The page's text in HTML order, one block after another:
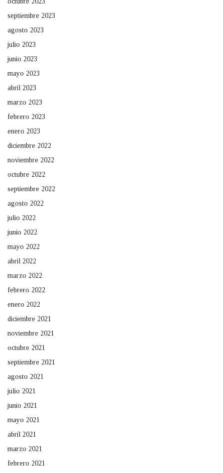
septiembre 2023
agosto 2023
julio 2023
junio 2023
mayo 2023
abril 2023
marzo 2023
febrero 2023
enero 2023
diciembre 2022
noviembre 2022
octubre 2022
septiembre 2022
agosto 2022
julio 2022
junio 2022
mayo 2022
abril 2022
marzo 2022
febrero 2022
enero 2022
diciembre 2021
noviembre 2021
octubre 2021
septiembre 2021
agosto 2021
julio 2021
junio 2021
mayo 2021
abril 2021
marzo 2021
febrero 2021